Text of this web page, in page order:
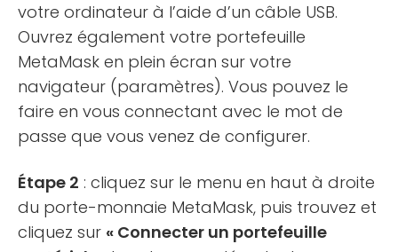
votre ordinateur à l’aide d’un câble USB.
Ouvrez également votre portefeuille
MetaMask en plein écran sur votre
navigateur (paramètres). Vous pouvez le
faire en vous connectant avec le mot de
passe que vous venez de configurer.
Étape 2 : cliquez sur le menu en haut à droite
du porte-monnaie MetaMask, puis trouvez et
cliquez sur « Connecter un portefeuille